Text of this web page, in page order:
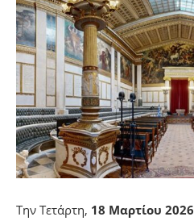
Την Τετάρτη, 18 Μαρτίου 2026